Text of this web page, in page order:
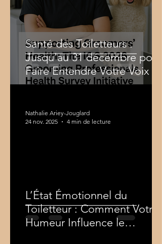
Santé des Toiletteurs :
Jusqu'au 31 décembre pour
Faire Entendre Votre Voix
L’État Émotionnel du
Toiletteur : Comment Votre
Humeur Influence le
Nathalie Ariey-Jouglard
24 nov. 2025
4 min de lecture